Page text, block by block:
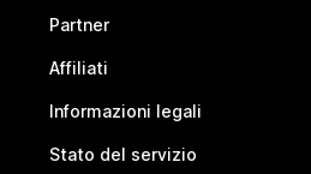
Partner
Affiliati
Informazioni legali
Stato del servizio